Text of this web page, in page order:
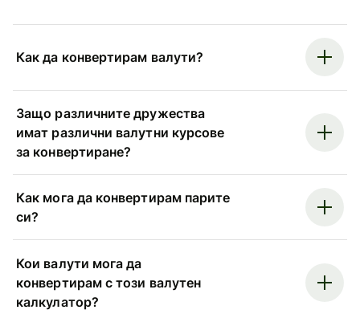
Как да конвертирам валути?
Защо различните дружества
имат различни валутни курсове
за конвертиране?
Как мога да конвертирам парите
си?
Кои валути мога да
конвертирам с този валутен
калкулатор?